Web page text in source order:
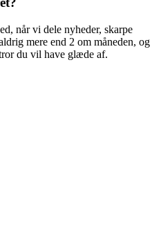
når vi dele nyheder, skarpe
mere end 2 om måneden, og
du vil have glæde af.